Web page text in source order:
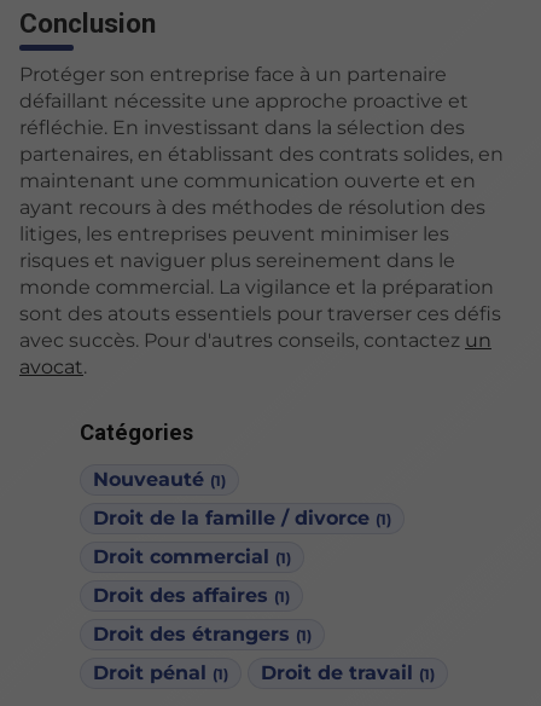
Catégories
Nouveauté (1)
Droit de la famille / divorce (1)
Droit commercial (1)
Droit des affaires (1)
Droit des étrangers (1)
Droit pénal (1) Droit de travail (1)
Conclusion
Protéger son entreprise face à un partenaire
défaillant nécessite une approche proactive et
réfléchie. En investissant dans la sélection des
partenaires, en établissant des contrats solides, en
maintenant une communication ouverte et en
ayant recours à des méthodes de résolution des
litiges, les entreprises peuvent minimiser les
risques et naviguer plus sereinement dans le
monde commercial. La vigilance et la préparation
sont des atouts essentiels pour traverser ces défis
avec succès. Pour d'autres conseils, contactez un
avocat.